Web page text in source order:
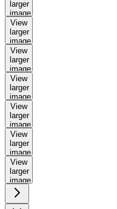
larger
image
View
larger
image
View
larger
image
View
larger
image
View
larger
image
View
larger
image
View
larger
image